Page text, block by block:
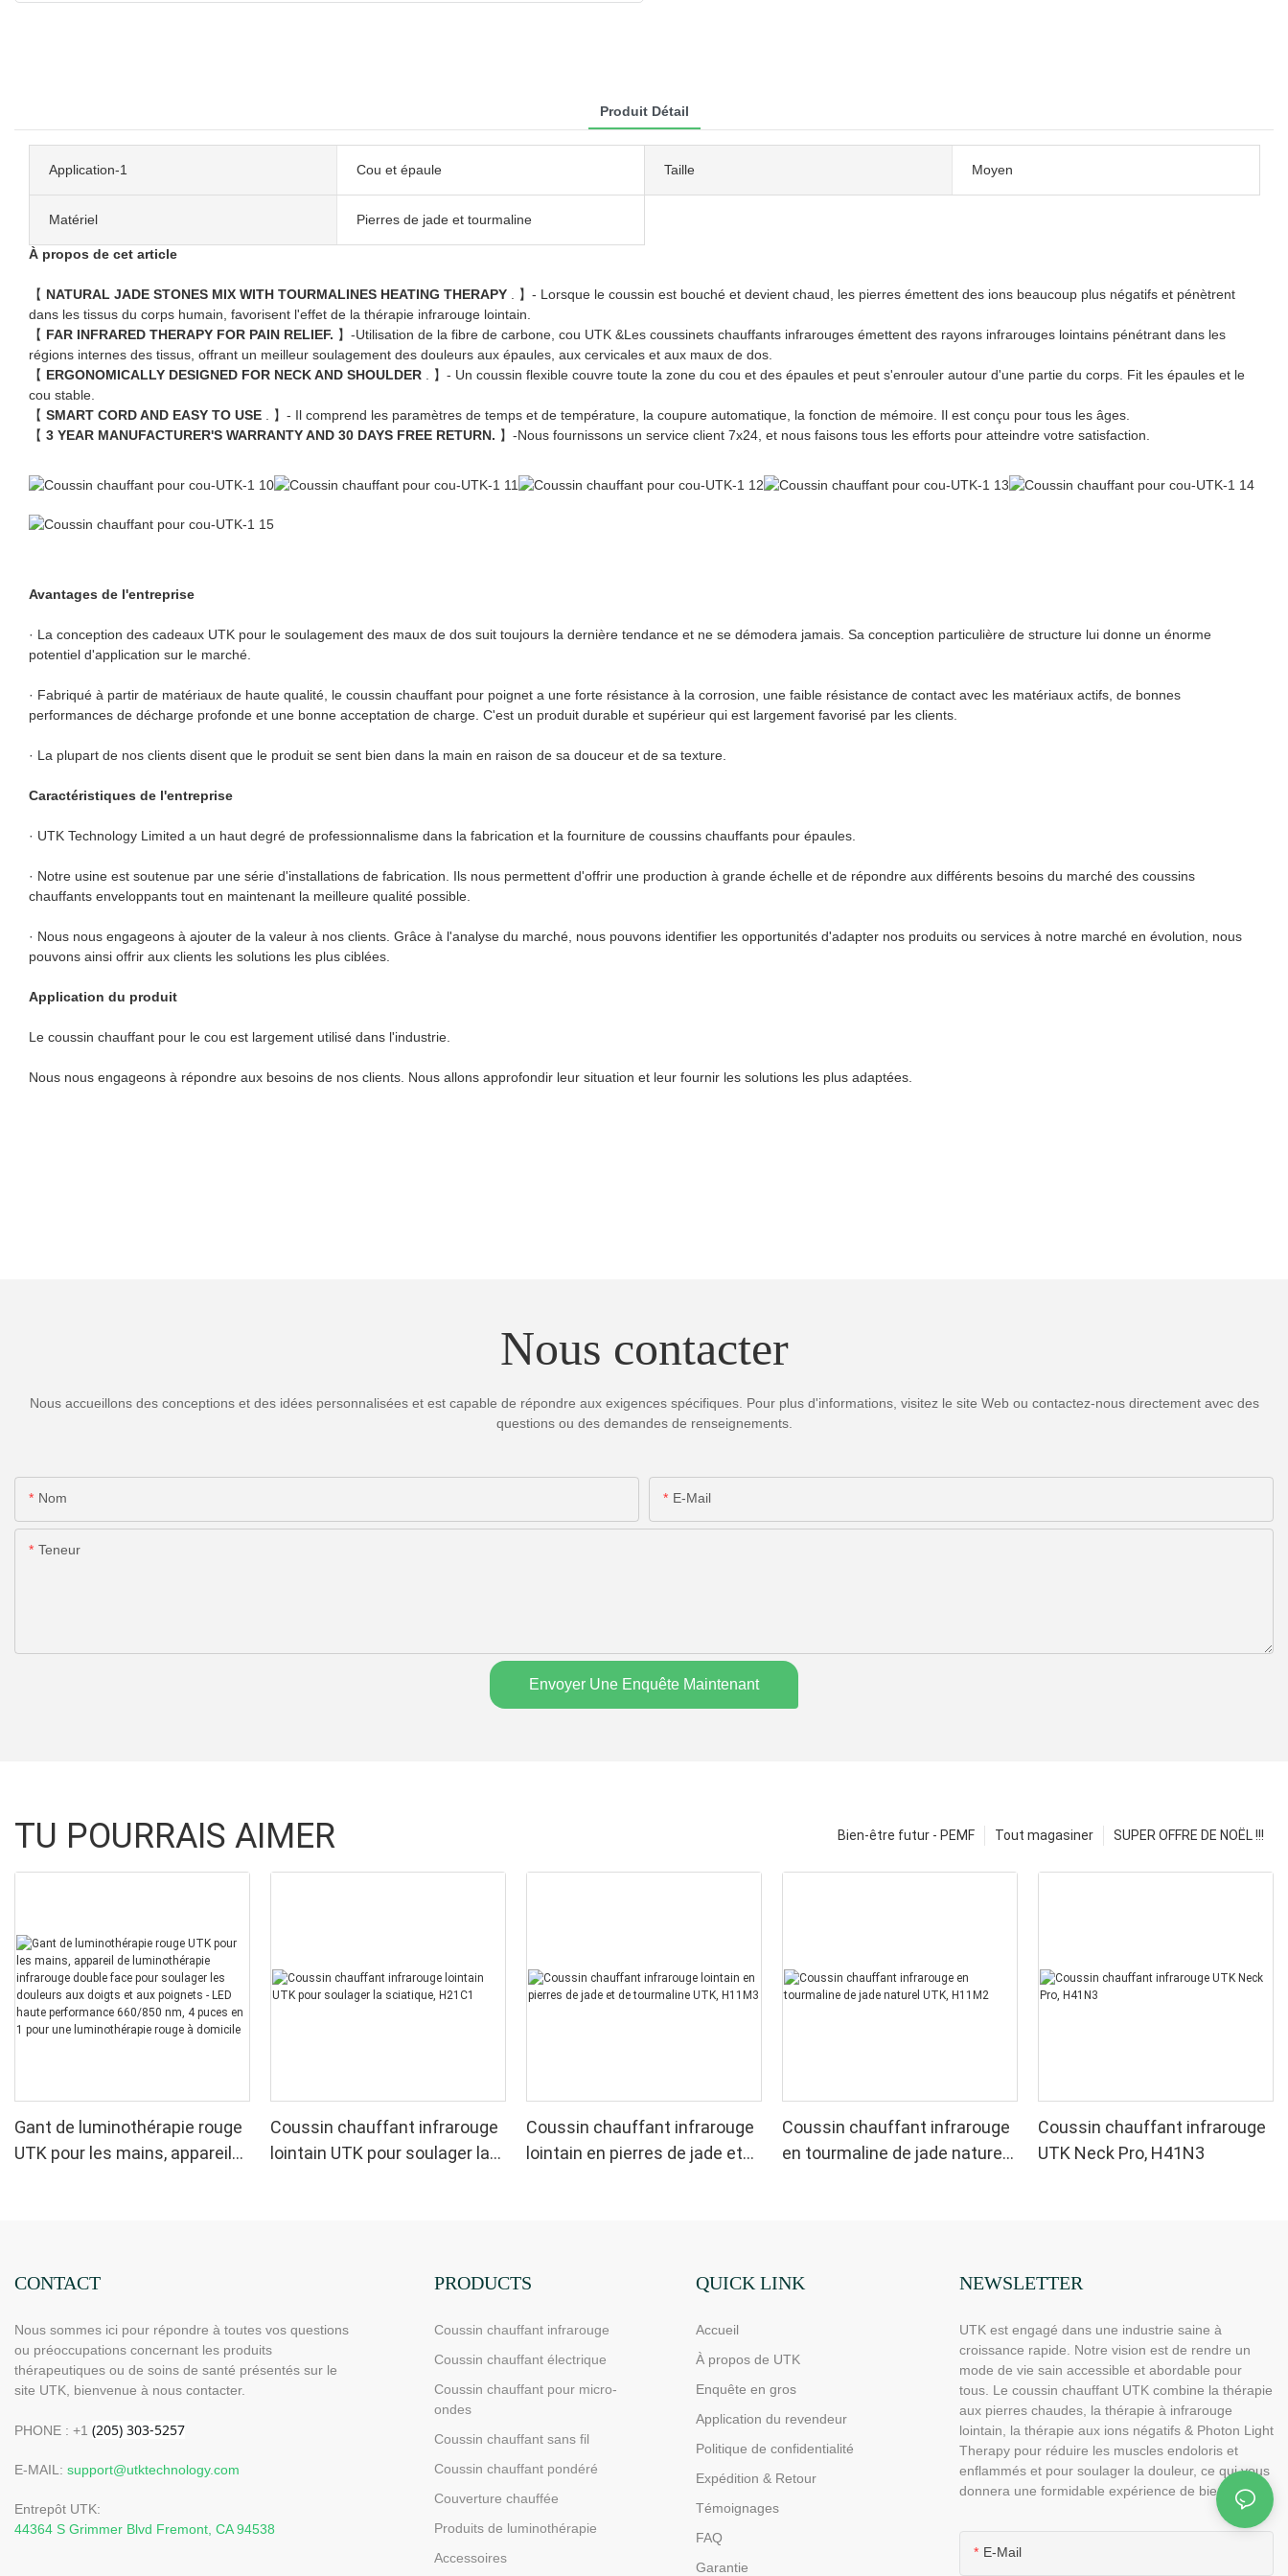
Produit Détail
Application-1 Cou et épaule Taille Moyen
Matériel Pierres de jade et tourmaline
À propos de cet article
【 NATURAL JADE STONES MIX WITH TOURMALINES HEATING THERAPY
. 】- Lorsque le coussin est bouché et devient chaud, les pierres émettent des ions beaucoup plus négatifs et pénètrent
dans les tissus du corps humain, favorisent l'effet de la thérapie infrarouge lointain.
【 FAR INFRARED THERAPY FOR PAIN RELIEF. 】-Utilisation de la fibre de carbone, cou UTK &Les coussinets chauffants infrarouges émettent des rayons infrarouges lointains pénétrant dans les
régions internes des tissus, offrant un meilleur soulagement des douleurs aux épaules, aux cervicales et aux maux de dos.
【 ERGONOMICALLY DESIGNED FOR NECK AND SHOULDER
. 】- Un coussin flexible couvre toute la zone du cou et des épaules et peut s'enrouler autour d'une partie du corps. Fit les épaules et le
cou stable.
【 SMART CORD AND EASY TO USE
. 】- Il comprend les paramètres de temps et de température, la coupure automatique, la fonction de mémoire. Il est conçu pour tous les âges.
【 3 YEAR MANUFACTURER'S WARRANTY AND 30 DAYS FREE RETURN. 】-Nous fournissons un service client 7x24, et nous faisons tous les efforts pour atteindre votre satisfaction.
Avantages de l'entreprise
· La conception des cadeaux UTK pour le soulagement des maux de dos suit toujours la dernière tendance et ne se démodera jamais. Sa conception particulière de structure lui donne un énorme
potentiel d'application sur le marché.
· Fabriqué à partir de matériaux de haute qualité, le coussin chauffant pour poignet a une forte résistance à la corrosion, une faible résistance de contact avec les matériaux actifs, de bonnes
performances de décharge profonde et une bonne acceptation de charge. C'est un produit durable et supérieur qui est largement favorisé par les clients.
· La plupart de nos clients disent que le produit se sent bien dans la main en raison de sa douceur et de sa texture.
Caractéristiques de l'entreprise
· UTK Technology Limited a un haut degré de professionnalisme dans la fabrication et la fourniture de coussins chauffants pour épaules.
· Notre usine est soutenue par une série d'installations de fabrication. Ils nous permettent d'offrir une production à grande échelle et de répondre aux différents besoins du marché des coussins
chauffants enveloppants tout en maintenant la meilleure qualité possible.
· Nous nous engageons à ajouter de la valeur à nos clients. Grâce à l'analyse du marché, nous pouvons identifier les opportunités d'adapter nos produits ou services à notre marché en évolution, nous
pouvons ainsi offrir aux clients les solutions les plus ciblées.
Application du produit
Le coussin chauffant pour le cou est largement utilisé dans l'industrie.
Nous nous engageons à répondre aux besoins de nos clients. Nous allons approfondir leur situation et leur fournir les solutions les plus adaptées.
Nous contacter
Nous accueillons des conceptions et des idées personnalisées et est capable de répondre aux exigences spécifiques. Pour plus d'informations, visitez le site Web ou contactez-nous directement avec des
questions ou des demandes de renseignements.
Nom E-Mail
Teneur
Envoyer Une Enquête Maintenant
TU POURRAIS AIMER SUPER OFFRE DE NOËL !!!
Tout magasiner
Bien-être futur - PEMF
Gant de luminothérapie rouge
UTK pour les mains, appareil
performance 660/850 nm, 4
luminothérapie rouge à
domicile
Coussin chauffant infrarouge
lointain UTK pour soulager la
Coussin chauffant infrarouge
lointain en pierres de jade et
Coussin chauffant infrarouge
en tourmaline de jade naturel
Coussin chauffant infrarouge
UTK Neck Pro, H41N3
CONTACT
Nous sommes ici pour répondre à toutes vos questions
ou préoccupations concernant les produits
thérapeutiques ou de soins de santé présentés sur le
site UTK, bienvenue à nous contacter.
PHONE : +1
E-MAIL: support@utktechnology.com
Entrepôt UTK:
44364 S Grimmer Blvd Fremont, CA 94538
PRODUCTS
Coussin chauffant infrarouge
Coussin chauffant électrique
Coussin chauffant pour micro-
ondes
Coussin chauffant sans fil
Coussin chauffant pondéré
Couverture chauffée
Produits de luminothérapie
Accessoires
QUICK LINK
Accueil
À propos de UTK
Enquête en gros
Application du revendeur
Politique de confidentialité
Expédition & Retour
Témoignages
FAQ
Garantie
NEWSLETTER
UTK est engagé dans une industrie saine à
croissance rapide. Notre vision est de rendre un
mode de vie sain accessible et abordable pour
tous. Le coussin chauffant UTK combine la thérapie
aux pierres chaudes, la thérapie à infrarouge
lointain, la thérapie aux ions négatifs & Photon Light
Therapy pour réduire les muscles endoloris et
enflammés et pour soulager la douleur, ce qui vous
donnera une formidable expérience de bien-être.
E-Mail